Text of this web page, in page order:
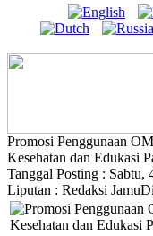
Promosi Penggunaan
Kesehatan dan Edukasi
Tanggal Posting : Sabtu,
Liputan : Redaksi